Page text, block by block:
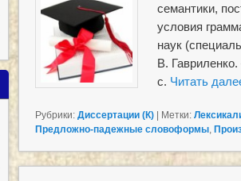
семантики,
условия
наук
В.
с. Читать
Рубрики: Диссертации (К) | Метки:
Предложно-падежные словоформы,